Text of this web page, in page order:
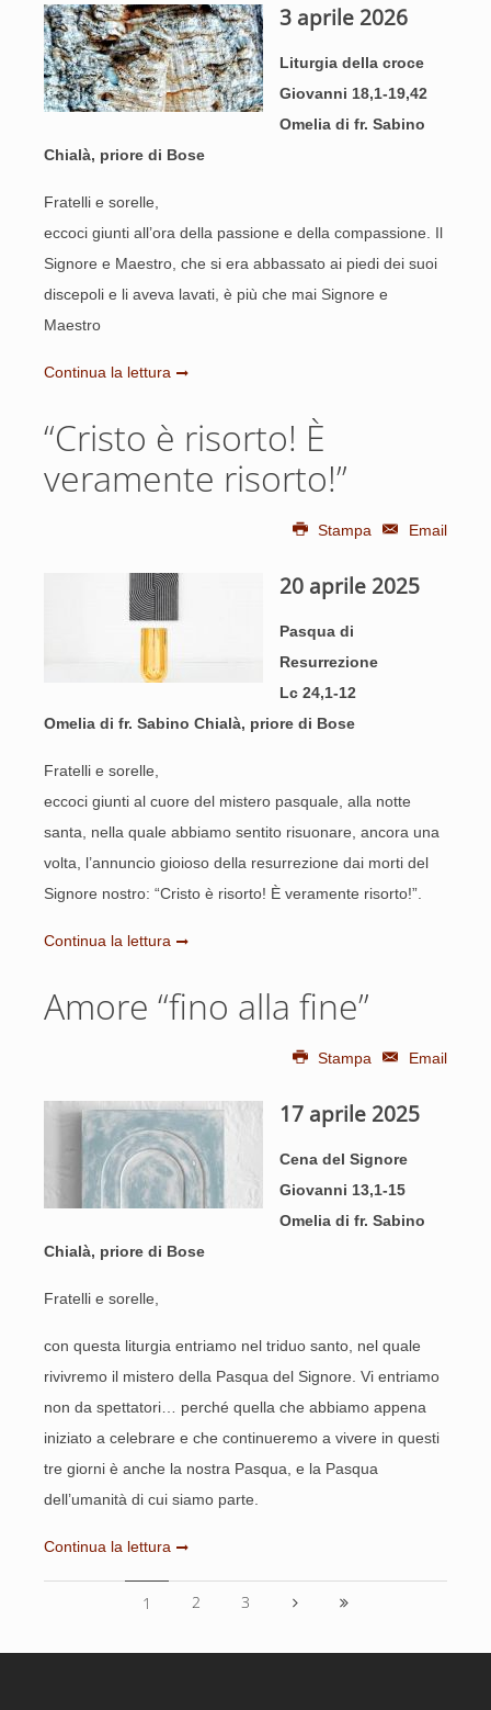
3 aprile 2026
Liturgia della croce
Giovanni 18,1-19,42
Omelia di fr. Sabino
Chialà, priore di Bose
Fratelli e sorelle,
eccoci giunti all’ora della passione e della compassione. Il
Signore e Maestro, che si era abbassato ai piedi dei suoi
discepoli e li aveva lavati, è più che mai Signore e
Maestro
Continua la lettura
“Cristo è risorto! È
veramente risorto!”
Stampa Email
20 aprile 2025
Pasqua di
Resurrezione
Lc 24,1-12
Omelia di fr. Sabino Chialà, priore di Bose
Fratelli e sorelle,
eccoci giunti al cuore del mistero pasquale, alla notte
santa, nella quale abbiamo sentito risuonare, ancora una
volta, l’annuncio gioioso della resurrezione dai morti del
Signore nostro: “Cristo è risorto! È veramente risorto!”.
Continua la lettura
Amore “fino alla fine”
Stampa Email
17 aprile 2025
Cena del Signore
Giovanni 13,1-15
Omelia di fr. Sabino
Chialà, priore di Bose
Fratelli e sorelle,
con questa liturgia entriamo nel triduo santo, nel quale
rivivremo il mistero della Pasqua del Signore. Vi entriamo
non da spettatori… perché quella che abbiamo appena
iniziato a celebrare e che continueremo a vivere in questi
tre giorni è anche la nostra Pasqua, e la Pasqua
dell’umanità di cui siamo parte.
Continua la lettura
1 2 3